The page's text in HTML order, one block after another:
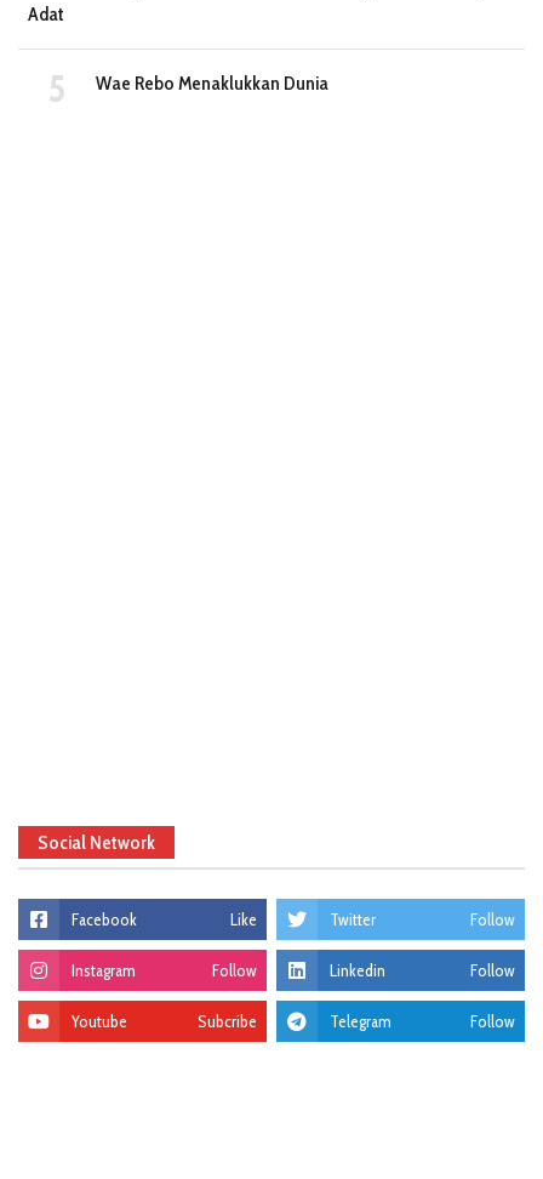
Adat
Wae Rebo Menaklukkan Dunia
Social Network
Facebook Like Twitter Follow
Instagram Follow Linkedin Follow
Youtube Subcribe Telegram Follow